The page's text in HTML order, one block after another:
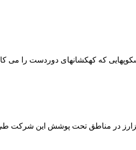
که کهکشانهای دوردست را می
جمع‌آوری ۳۴ دستگاه ماینر غیرمجاز از ۶ مرکز استخراج غیرمجاز رمزارز